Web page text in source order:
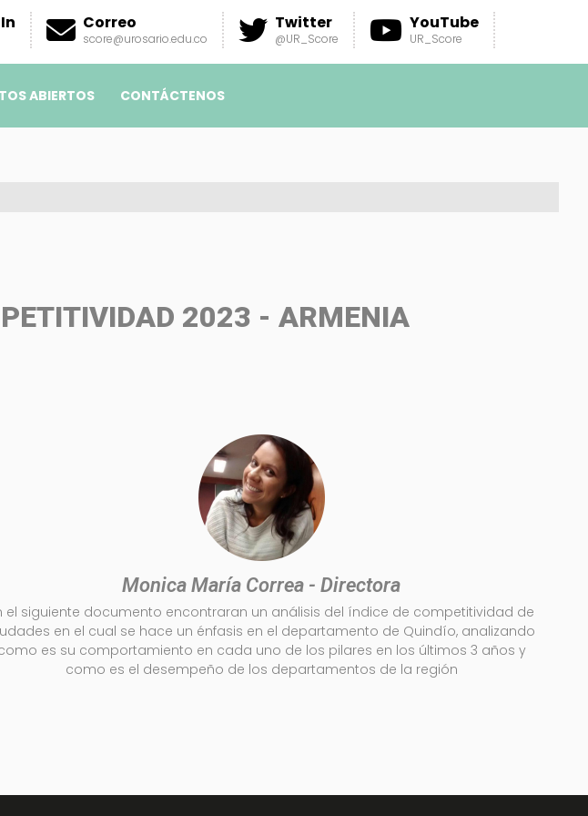
Correo
score@urosario.edu.co
Twitter
@UR_Score
YouTube
UR_Score
ABIERTOS CONTÁCTENOS
2023 - ARMENIA
Monica María Correa - Directora
el siguiente documento encontraran un análisis del índice de competitividad de
en el cual se hace un énfasis en el departamento de Quindío, analizando
es su comportamiento en cada uno de los pilares en los últimos 3 años y
como es el desempeño de los departamentos de la región